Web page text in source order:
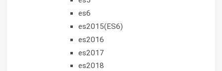
es6
es2015(ES6)
es2016
es2017
es2018